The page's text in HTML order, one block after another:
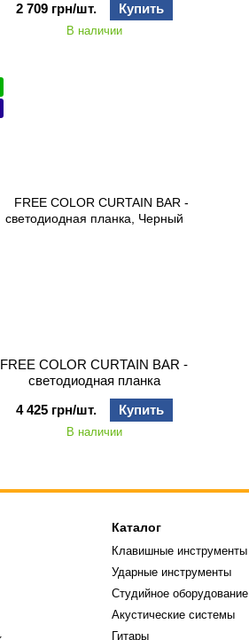
2 709 грн/шт.
Купить
В наличии
FREE COLOR CURTAIN BAR -
светодиодная планка
4 425 грн/шт.
Купить
В наличии
Каталог
Клавишные инструменты
Ударные инструменты
Студийное оборудование
Акустические системы
Гитары